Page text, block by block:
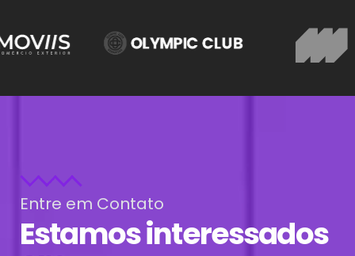
Entre em Contato
Estamos interessados